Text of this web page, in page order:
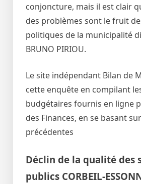
conjoncture, mais il est clair
des problèmes sont le fruit
politiques de la municipalité
BRUNO PIRIOU.
Le site indépendant Bilan de
cette enquête en compilant
budgétaires fournis en ligne
des Finances, en se basant
précédentes
Déclin de la qualité des
publics CORBEIL-